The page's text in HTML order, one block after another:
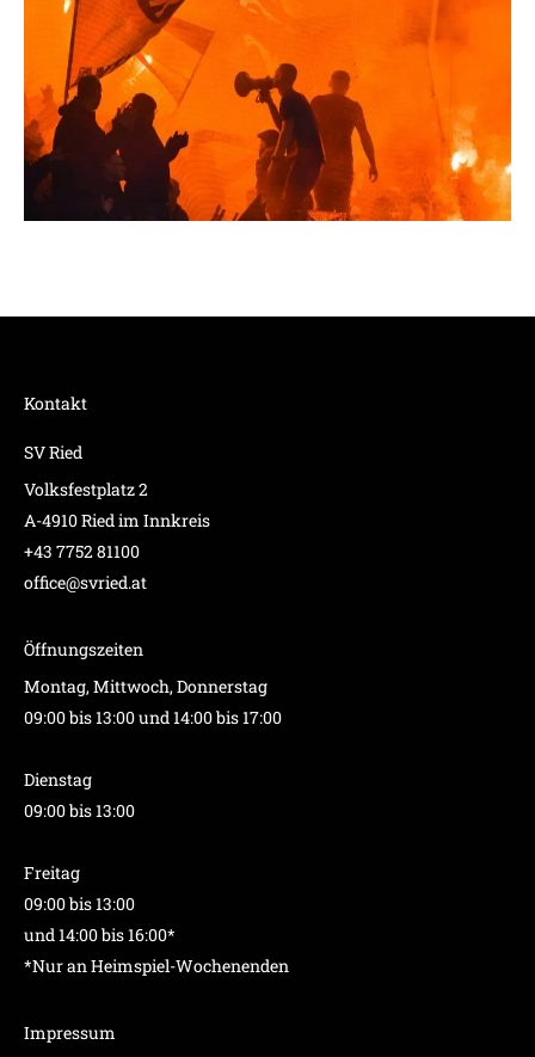
Kontakt
SV Ried
Volksfestplatz 2
A-4910 Ried im Innkreis
+43 7752 81100
office@svried.at
Öffnungszeiten
Montag, Mittwoch, Donnerstag
09:00 bis 13:00 und 14:00 bis 17:00
Dienstag
09:00 bis 13:00
Freitag
09:00 bis 13:00
und 14:00 bis 16:00*
*Nur an Heimspiel-Wochenenden
Impressum